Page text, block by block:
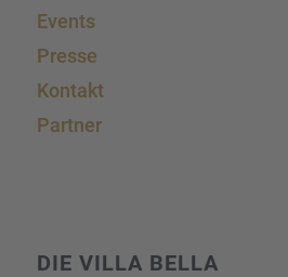
Events
Presse
Kontakt
Partner
DIE VILLA BELLA